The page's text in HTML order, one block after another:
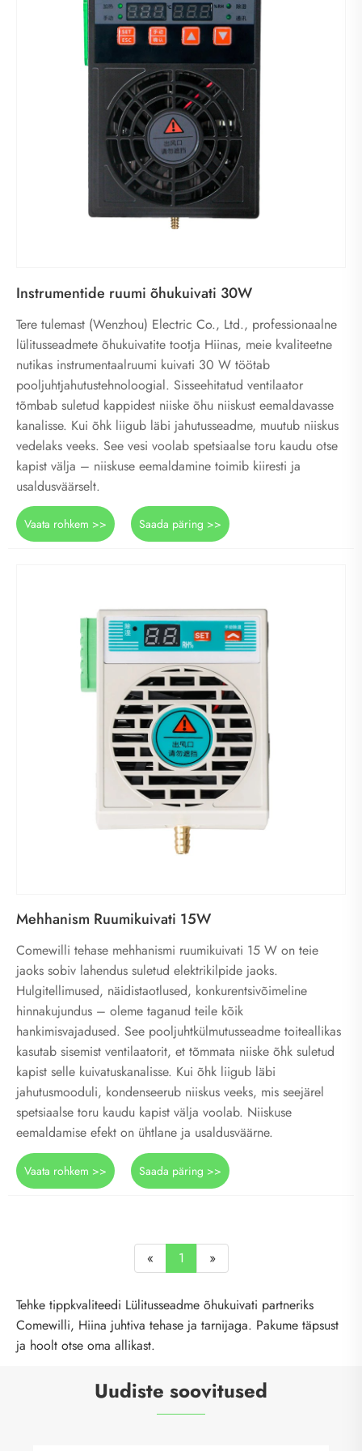
Instrumentide ruumi õhukuivati ​​30W
Tere tulemast (Wenzhou) Electric Co., Ltd., professionaalne
lülitusseadmete õhukuivatite tootja Hiinas, meie kvaliteetne
nutikas instrumentaalruumi kuivati ​​30 W töötab
pooljuhtjahutustehnoloogial. Sisseehitatud ventilaator
tõmbab suletud kappidest niiske õhu niiskust eemaldavasse
kanalisse. Kui õhk liigub läbi jahutusseadme, muutub niiskus
vedelaks veeks. See vesi voolab spetsiaalse toru kaudu otse
kapist välja – niiskuse eemaldamine toimib kiiresti ja
usaldusväärselt.
Vaata rohkem >> Saada päring >>
Mehhanism Ruumikuivati ​​15W
Comewilli tehase mehhanismi ruumikuivati ​​15 W on teie
jaoks sobiv lahendus suletud elektrikilpide jaoks.
Hulgitellimused, näidistaotlused, konkurentsivõimeline
hinnakujundus – oleme taganud teile kõik
hankimisvajadused. See pooljuhtkülmutusseadme toiteallikas
kasutab sisemist ventilaatorit, et tõmmata niiske õhk suletud
kapist selle kuivatuskanalisse. Kui õhk liigub läbi
jahutusmooduli, kondenseerub niiskus veeks, mis seejärel
spetsiaalse toru kaudu kapist välja voolab. Niiskuse
eemaldamise efekt on ühtlane ja usaldusväärne.
Vaata rohkem >> Saada päring >>
« 1 »
Tehke tippkvaliteedi Lülitusseadme õhukuivati partneriks
Comewilli, Hiina juhtiva tehase ja tarnijaga. Pakume täpsust
ja hoolt otse oma allikast.
Uudiste soovitused